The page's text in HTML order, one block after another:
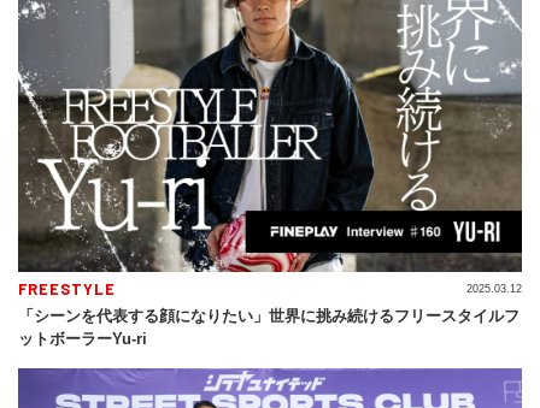
FREESTYLE
「シーンを代表する顔になりたい」世界に挑み続けるフリースタイルフ
ットボーラーYu-ri
2025.03.12